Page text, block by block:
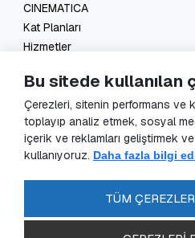
CINEMATICA
Kat Planları
Hizmetler
KVKK Başvuru
KVKK Aydınlatma Metni
Veri Sorumlusu Başvuru Formu
Güvenlik Kameraları Aydınlatma
SSS
Bu sitede kullanılan
Çerezleri, sitenin performans ve
toplayıp analiz etmek, sosyal
içerik ve reklamları geliştirmek
kullanıyoruz. Daha fazla bilgi
TÜM